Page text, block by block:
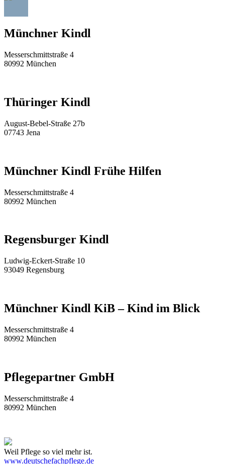
Münchner Kindl
Messerschmittstraße 4
80992 München
Thüringer Kindl
August-Bebel-Straße 27b
07743 Jena
Münchner Kindl Frühe Hilfen
Messerschmittstraße 4
80992 München
Regensburger Kindl
Ludwig-Eckert-Straße 10
93049 Regensburg
Münchner Kindl KiB – Kind im Blick
Messerschmittstraße 4
80992 München
Pflegepartner GmbH
Messerschmittstraße 4
80992 München
Weil Pflege so viel mehr ist.
www.deutschefachpflege.de